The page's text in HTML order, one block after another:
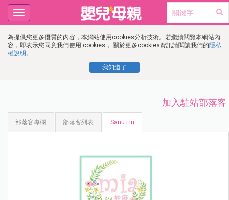
為提供您更多優質的內容，本網站使用cookies分析技術。若繼續閱覽本網站內
容，即表示您同意我們使用 cookies， 關於更多cookies資訊請閱讀我們的隱私
權說明 。
我知道了
Toggle
navigation
加入駐站部落客
部落客專欄 部落客列表 Sanu Lin